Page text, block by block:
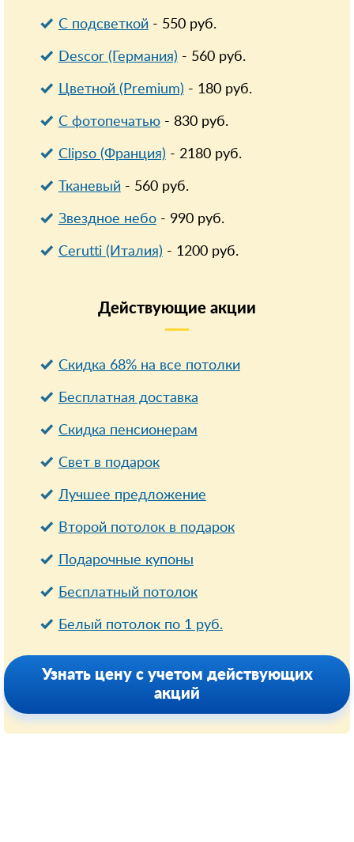
С подсветкой- 550руб.
Descor (Германия) - 560руб.
Цветной (Premium) - 180руб.
С фотопечатью- 830руб.
Clipso (Франция) - 2180руб.
Тканевый- 560руб.
Звездное небо- 990руб.
Cerutti (Италия) - 1200руб.
Действующие акции
Скидка 68% на все потолки
Бесплатная доставка
Cкидка пенсионерам
Свет в подарок
Лучшее предложение
Второй потолок в подарок
Подарочные купоны
Бесплатный потолок
Белый потолок по 1 руб.
Узнать цену с учетом действующих
акций